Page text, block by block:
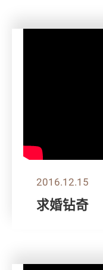
2016.12.15
求婚钻奇